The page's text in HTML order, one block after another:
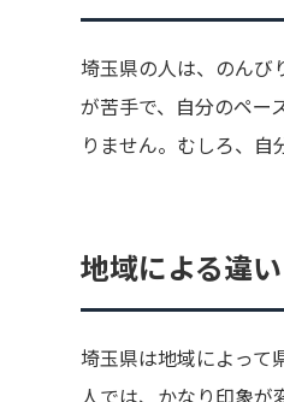
埼玉県の人は、のんび
が苦手で、自分のペー
りません。むしろ、自
地域による違い
埼玉県は地域によって